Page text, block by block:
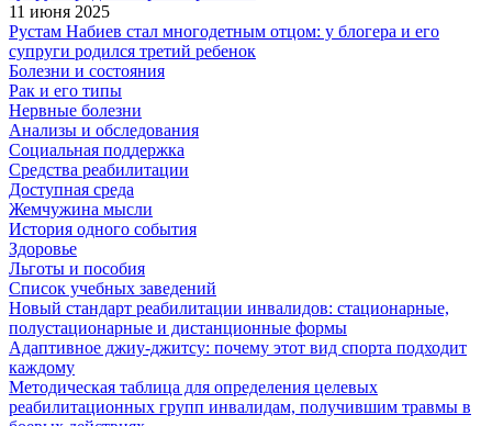
11 июня 2025
Рустам Набиев стал многодетным отцом: у блогера и его
супруги родился третий ребенок
Болезни и состояния
Рак и его типы
Нервные болезни
Анализы и обследования
Социальная поддержка
Средства реабилитации
Доступная среда
Жемчужина мысли
История одного события
Здоровье
Льготы и пособия
Список учебных заведений
Новый стандарт реабилитации инвалидов: стационарные,
полустационарные и дистанционные формы
Адаптивное джиу-джитсу: почему этот вид спорта подходит
каждому
Методическая таблица для определения целевых
реабилитационных групп инвалидам, получившим травмы в